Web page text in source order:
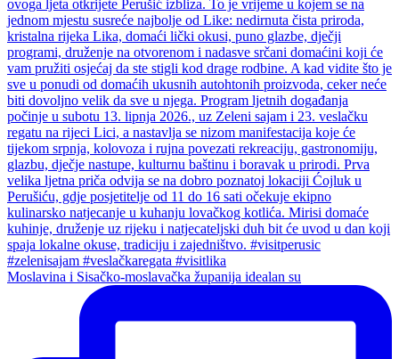
Moslavina i Sisačko-moslavačka županija idealan su